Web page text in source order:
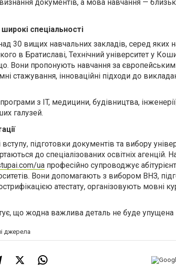
документів, а мова навчання —
спеціальності
30 вищих навчальних закладів, серед яких
в Братиславі, Технічний університет у
Вони пропонують навчання за
стажування, інноваційні підходи до
з IT, медицини, будівництва,
галузей.
підготовки документів та вибору
до спеціалізованих освітніх агенцій.
ua професійно супроводжує
Вони допомагають з вибором ВНЗ,
атестату, організовують мовні
що жодна важлива деталь не буде упущена
джерела